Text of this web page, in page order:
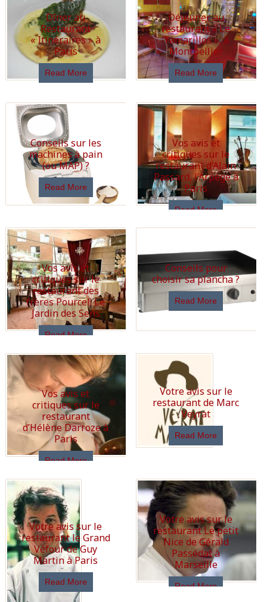
Dîner au
Restaurant
« Itinéraires » à
Paris
Read More
Déjeuner au
restaurant « Le
Tamarillos », à
Montpellier
Read More
Conseils sur les
machines à pain
(ou MAP) ?
Read More
Vos avis et
critiques sur le
restaurant d’Alain
Passard, l’Arpège à
Paris
Read More
Vos avis et
critiques sur le
restaurant des
frères Pourcel: Le
Jardin des Sens
Read More
Conseils pour
choisir sa plancha ?
Read More
Vos avis et
critiques sur le
restaurant
d’Hélène Darroze à
Paris
Read More
Votre avis sur le
restaurant de Marc
Veyrat
Read More
Votre avis sur le
restaurant le Grand
Véfour de Guy
Martin à Paris
Read More
Votre avis sur le
restaurant Le petit
Nice de Gérald
Passédat à
Marseille
Read More